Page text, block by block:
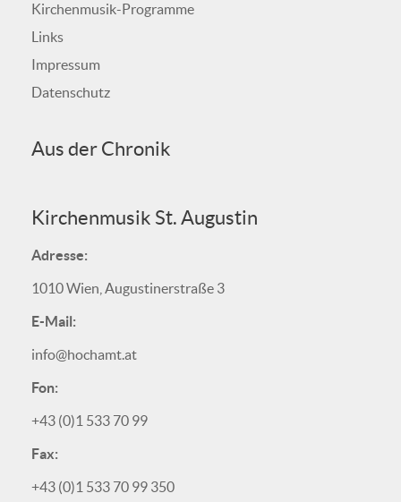
Kirchenmusik-Programme
Links
Impressum
Datenschutz
Aus der Chronik
Kirchenmusik St. Augustin
Adresse:
1010 Wien, Augustinerstraße 3
E-Mail:
info@hochamt.at
Fon:
+43 (0)1 533 70 99
Fax:
+43 (0)1 533 70 99 350